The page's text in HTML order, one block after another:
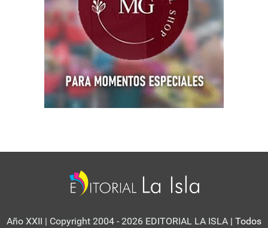
Año XXII | Copyright 2004 - 2026 EDITORIAL LA ISLA | Todos